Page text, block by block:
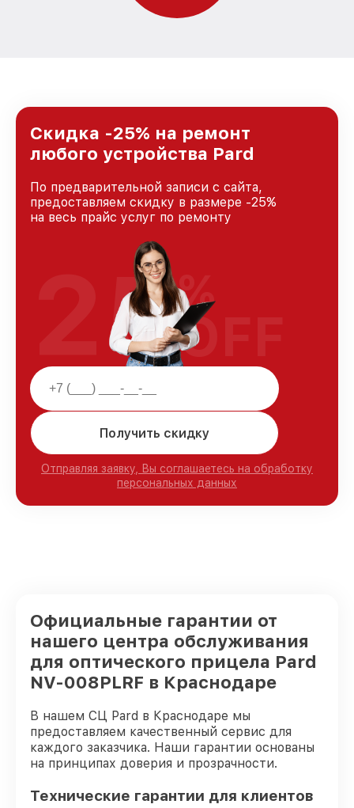
Скидка -25% на ремонт
любого устройства Pard
По предварительной записи с сайта,
предоставляем скидку в размере -25%
на весь прайс услуг по ремонту
Получить скидку
Отправляя заявку, Вы соглашаетесь на обработку
персональных данных
25%
OFF
Официальные гарантии от
нашего центра обслуживания
для оптического прицела Pard
NV-008PLRF в Краснодаре
В нашем СЦ Pard в Краснодаре мы
предоставляем качественный сервис для
каждого заказчика. Наши гарантии основаны
на принципах доверия и прозрачности.
Технические гарантии для клиентов